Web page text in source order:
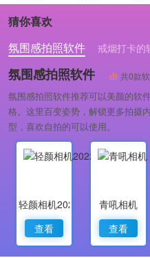
猜你喜欢
氛围感拍照软件
戒烟打卡的
氛围感拍照软件 共0款
氛围感拍照软件推荐可以美颜的软
格。这里百变姿势，解锁更多拍摄
型，喜欢自拍的可以使用。
轻颜相机2022最新版
查看
青吼相机
查看